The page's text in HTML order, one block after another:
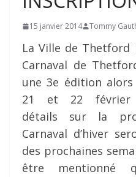
15 janvier 2014 Tommy
La Ville de Thetford
Carnaval de
une 3e édition alors
21 et 22 février
détails sur la
Carnaval d’hiver
des prochaines
être mentionné